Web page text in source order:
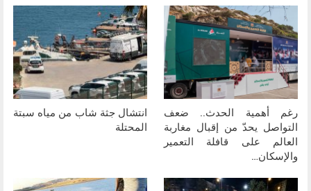
رغم أهمية الحدث.. ضعف
التواصل يحدّ من إقبال مغاربة
العالم على قافلة التعمير
والإسكان…
انتشال جثة شاب من مياه سبتة
المحتلة